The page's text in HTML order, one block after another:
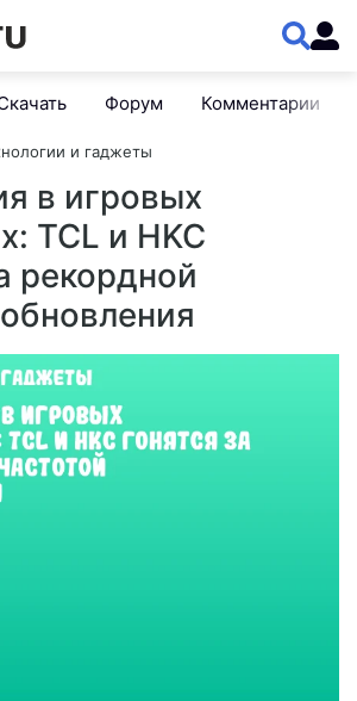
Форум Комментарии
и гаджеты
в игровых
TCL и HKC
рекордной